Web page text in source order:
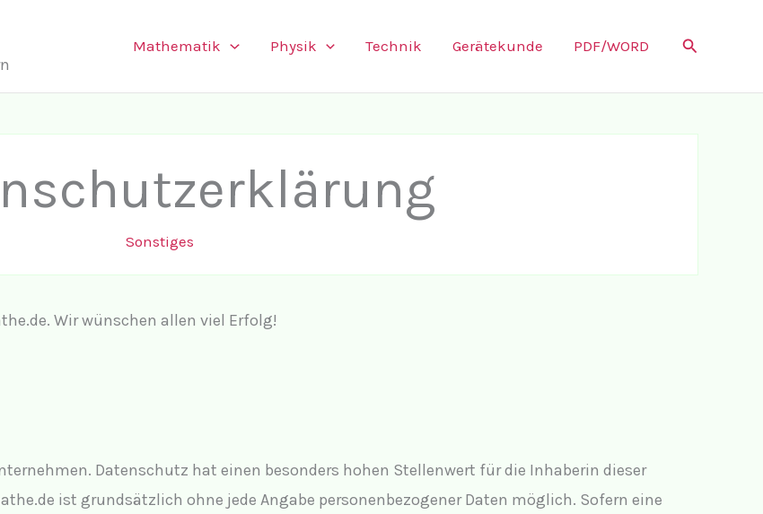
Mathematik Physik Technik Gerätekunde PDF/WORD Suchen
Sonstiges
Wir wünschen allen viel Erfolg!
Datenschutz hat einen besonders hohen Stellenwert für die Inhaberin dieser
ist grundsätzlich ohne jede Angabe personenbezogener Daten möglich. Sofern eine